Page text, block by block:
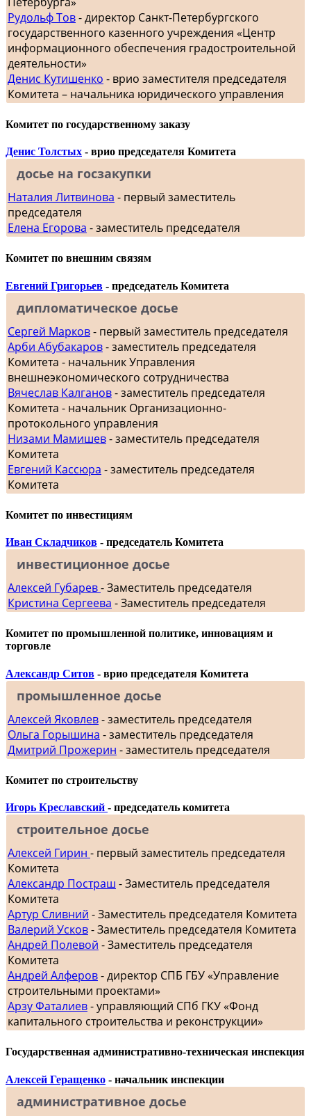
Рудольф Тов- директор Санкт-Петербургского
государственного казенного учреждения «Центр
информационного обеспечения градостроительной
деятельности»
Денис Кутишенко - врио заместителя председателя
Комитета – начальника юридического управления
Комитет по государственному заказу
Денис Толстых - врио председателя Комитета
досье на госзакупки
Наталия Литвинова - первый заместитель
председателя
Елена Егорова - заместитель председателя
Комитет по внешним связям
Евгений Григорьев - председатель Комитета
дипломатическое досье
Сергей Марков- первый заместитель председателя
Арби Абубакаров- заместитель председателя
Комитета - начальник Управления
внешнеэкономического сотрудничества
Вячеслав Калганов- заместитель председателя
Комитета - начальник Организационно-
протокольного управления
Низами Мамишев- заместитель председателя
Комитета
Евгений Кассюра - заместитель председателя
Комитета
Комитет по инвестициям
Иван Складчиков - председатель Комитета
инвестиционное досье
Алексей Губарев- Заместитель председателя
Кристина Сергеева - Заместитель председателя
Комитет по промышленной политике, инновациям и
торговле
Александр Ситов - врио председателя Комитета
промышленное досье
Алексей Яковлев- заместитель председателя
Ольга Горышина - заместитель председателя
Дмитрий Прожерин - заместитель председателя
Комитет по строительству
Игорь Креславский - председатель комитета
строительное досье
Алексей Гирин - первый заместитель председателя
Комитета
Александр Постраш - Заместитель председателя
Комитета
Артур Сливний - Заместитель председателя Комитета
Валерий Усков- Заместитель председателя Комитета
Андрей Полевой - Заместитель председателя
Комитета
Андрей Алферов- директор СПБ ГБУ «Управление
строительными проектами»
Арзу Фаталиев- управляющий СПб ГКУ «Фонд
капитального строительства и реконструкции»
Государственная административно-техническая инспекция
Алексей Геращенко - начальник инспекции
административное досье